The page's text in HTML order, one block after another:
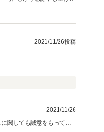
2021/11/26投稿
2021/11/26
関しても誠意をもってご